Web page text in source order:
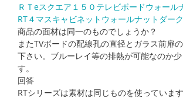
ＲＴeスクエア１５０テレビボードウォール
RT４マスキャビネットウォールナットダーク
商品の面材は同一のものでしょうか？
またTVボードの配線孔の直径とガラス前扉
下さい。ブルーレイ等の排熱が可能なのか
す。
回答
RTシリーズは素材は同じものを使っています